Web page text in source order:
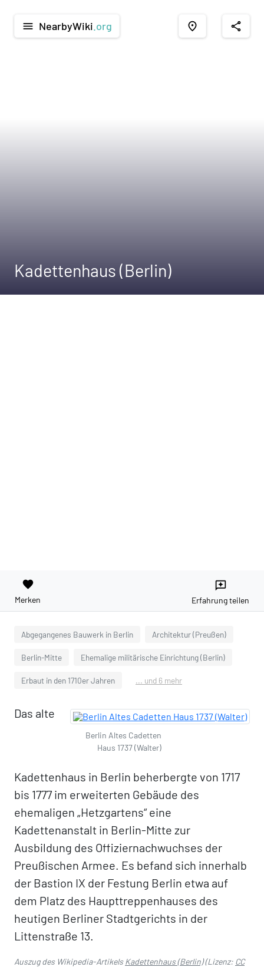
menu NearbyWiki .org place share
Kadettenhaus (Berlin)
favorite
Merken
reviews
Erfahrung teilen
Abgegangenes Bauwerk in Berlin Architektur (Preußen)
Berlin-Mitte Ehemalige militärische Einrichtung (Berlin)
Erbaut in den 1710er Jahren ... und 6 mehr
Berlin Altes Cadetten
Haus 1737 (Walter)
Das alte
Kadettenhaus in Berlin beherbergte von 1717
bis 1777 im erweiterten Gebäude des
ehemaligen „Hetzgartens“ eine
Kadettenanstalt in Berlin-Mitte zur
Ausbildung des Offiziernachwuchses der
Preußischen Armee. Es befand sich innerhalb
der Bastion IX der Festung Berlin etwa auf
dem Platz des Haupttreppenhauses des
heutigen Berliner Stadtgerichts in der
Littenstraße 13.
Auszug des Wikipedia-ArtikelsKadettenhaus (Berlin)(Lizenz: CC